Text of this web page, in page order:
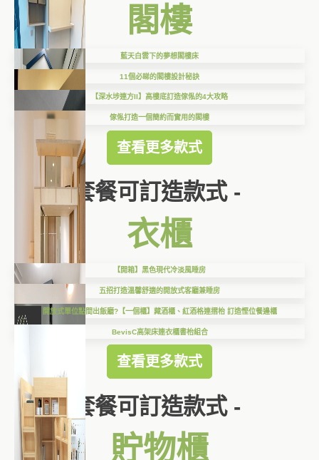
閣樓
藍天白雲下的夢想閣樓床
11個必睇的閣樓設計秘訣
【深水埗連方II】高樓底訂造傢俬的4大攻略
傢俬打造一個簡約而實用的閣樓
查看更多款式
套餐可訂造款式 -
衣櫃
【開箱】黑色現代冷淡風睡房
五招打造溫馨舒適的開放式客廳兼睡房
開放式單位點間出飯廳?【一個櫃】藏酒櫃、紅酒格連摺枱 訂造慳位餐邊櫃
BevisC高架床連衣櫃書枱組合
查看更多款式
套餐可訂造款式 -
貯物櫃